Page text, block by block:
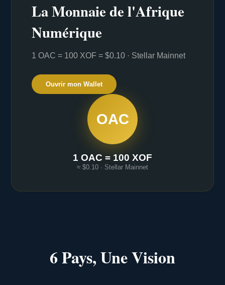
La Monnaie de l'Afrique
Numérique
1 OAC = 100 XOF = $0.10 · Stellar Mainnet
Ouvrir mon Wallet
OAC
1 OAC = 100 XOF
≈ $0.10 · Stellar Mainnet
6 Pays, Une Vision